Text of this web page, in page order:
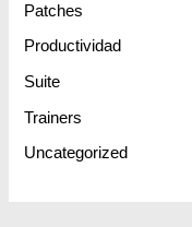
Patches
Productividad
Suite
Trainers
Uncategorized